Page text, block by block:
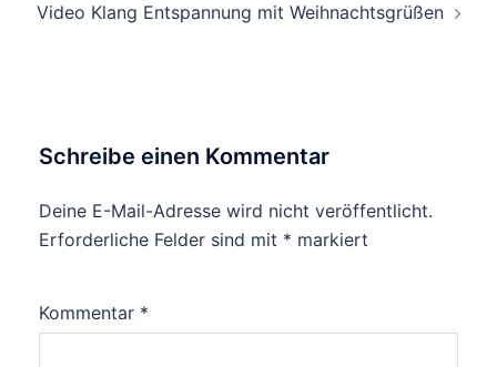
Video Klang Entspannung mit Weihnachtsgrüßen
Schreibe einen Kommentar
Deine E-Mail-Adresse wird nicht veröffentlicht.
Erforderliche Felder sind mit * markiert
Kommentar *